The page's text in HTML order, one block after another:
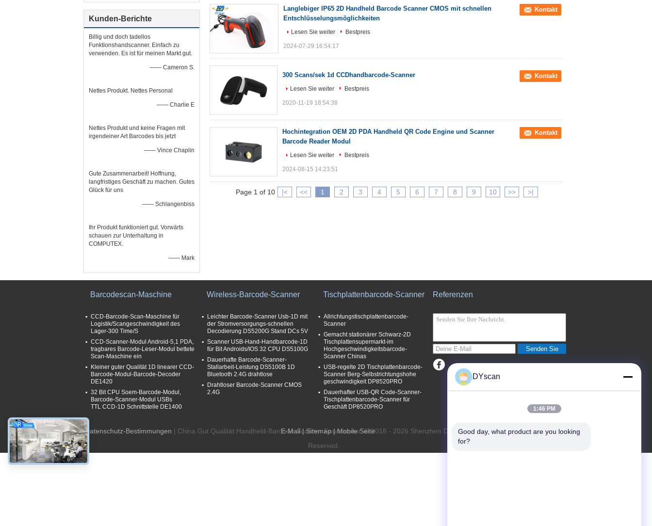
Kunden-Berichte
Billig und doch tadellos
Funktionshandscanner. Einfach zu
verwenden. Es ist für meinen Markt gut.
—— Cameron S.
Nettes Produkt. Nettes Personal
—— Charlie E
Nettes Produkt und keine Fragen mit
irgendeiner Art Barcodes bis jetzt
—— Vince Chaplin
Gute Zusammenarbeit! Hoffnung,
langfristiges Geschäft zu machen. Gutes
Glück für uns
—— Schlangenbiss
Ihr Produkt funktioniert gut. Vorwärts
schauen zur Unterhaltung in
COMPUTEX.
—— Mark
Langlebiger IP65 2D Handheld Barcode Scanner CMOS mit schnellen
Entschlüsselungsmöglichkeiten
Kontakt
Lesen Sie weiter Bestpreis
2024-07-29 16:54:17
300 Scans/sek 1d CCDhandbarcode-Scanner Kontakt
Lesen Sie weiter Bestpreis
2020-11-19 18:54:38
Hochintegration OEM 2D PDA Handheld QR Code Engine und Scanner
Barcode Reader Modul
Kontakt
Lesen Sie weiter Bestpreis
2024-08-15 14:23:51
Page 1 of 10 |< << 1 2 3 4 5 6 7 8 9 10 >> >|
Barcodescan-Maschine
CCD-Barcode-Scan-Maschine für
Logistik/Scangeschwindigkeit des
Lager-300 Time/S
CCD-Scanner-Modul Android-5,1 PDA,
tragbares Barcode-Leser-Modul bettete
Scan-Maschine ein
Kleiner guter Qualität 1D linearer CCD-
Barcode-Modul-Barcode-Decoder
DE1420
32 Bit CPU Soem-Barcode-Modul,
Barcode-Scanner-Modul USBs
TTL CCD-1D Schnittstelle DE1400
Wireless-Barcode-Scanner
Leichter Barcode-Scanner Usb-1D mit
der Stromversorgungs-schnellen
Decodierung DS5200G Stand DCs 5V
Scanner USB-Hand-Handbarcode-1D
für Bit Androids/IOS 32 CPU DS5100G
Dauerhafte Barcode-Scanner-
Stallarbeit-Leistung DS5100B 1D
Bluetooth 2.4G drahtlose
Drahtloser Barcode-Scanner CMOS
2.4G
Tischplattenbarcode-Scanner
Allrichtungstischplattenbarcode-
Scanner
Gemacht stationärer Schwarz-2D
Tischplattensupermarkt-im
Hochgeschwindigkeitsbarcode-
Scanner Chinas
USB-regelte 2D Tischplattenbarcode-
Scanner Berg-Selbstrichtungshohe
geschwindigkeit DP8520PRO
Dauerhafter USB-QR Code-Scanner-
Tischplattenbarcode-Scanner für
Geschäft DP8520PRO
Referenzen
Senden Sie
E-Mail|Sitemap | Mobile Seite
Datenschutz-Bestimmungen | China Gut Qualität Handheld-Barcode-Scanner Fournisseur. © 2018 - 2026 Shenzhen DYscan Technology Co., Ltd. All Rights
Reserved.
DYscan
1:46 PM
Good day, what product are you looking
for?